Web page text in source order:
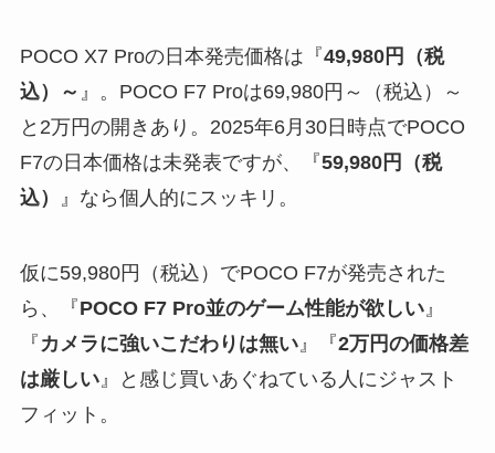
POCO X7 Proの日本発売価格は『49,980円（税
込）～ 』。POCO F7 Proは69,980円～（税込）～
と2万円の開きあり。2025年6月30日時点でPOCO
F7の日本価格は未発表ですが、『59,980円（税
込）
』なら個人的にスッキリ。
仮に59,980円（税込）でPOCO F7が発売された
ら、『POCO F7 Pro並のゲーム性能が欲しい』
『 カメラに強いこだわりは無い』『2万円の価格差
は厳しい』と感じ買いあぐねている人にジャスト
フィット。